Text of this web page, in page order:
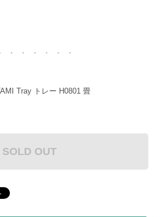
Tray トレー H0801 畳
SOLD OUT